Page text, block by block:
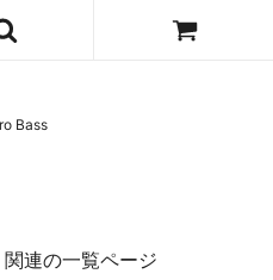
Bass
連の一覧ページ